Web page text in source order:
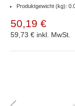
Produktgewicht (kg):
50,19 €
59,73 € inkl. MwSt.